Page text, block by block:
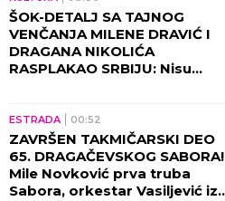
ŠOK-DETALJ SA TAJNOG
VENČANJA MILENE DRAVIĆ I
DRAGANA NIKOLIĆA
RASPLAKAO SRBIJU: Nisu
pričaju o njihovoj ljubavi!
ESTRADA 00:52
ZAVRŠEN TAKMIČARSKI DEO
65. DRAGAČEVSKOG SABORA!
Mile Novković prva truba
Sabora, orkestar Vasiljević iz